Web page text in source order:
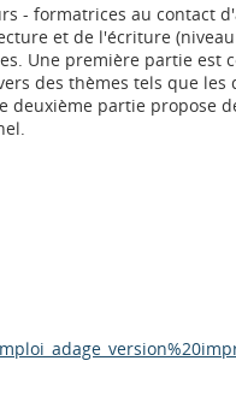
- formatrices au contact
et de l'écriture (niveau
Une première partie est
des thèmes tels que les
deuxième partie propose